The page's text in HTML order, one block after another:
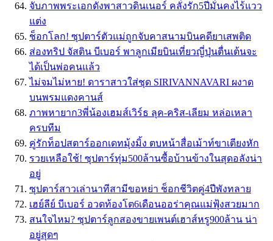
จับภาพพระเอกดังพาสาวดินเนอร์ คลั่งรัก5ปีมั่นคงไร้แวว
แต่ง
ช็อกโลก! ซุปตาร์ตัวแม่ถูกจับคาสนามบินคดียาเสพติด
ส่องทริป จัสติน บีเบอร์ พาลูกเมียบินเที่ยวญี่ปุ่นตื่นเต้นจะ
ได้เป็นพ่อคนแล้ว
ไม่จมไม่หาย! ดาราสาวใส่ชุด SIRIVANNAVARI ผงาด
บนพรมแดงคานส์
ภาพหายาก3พี่น้องเฮมส์เวิร์ธ ลุค-คริส-เลียม หล่อเหลา
ครบทีม
คู่รักท็อปสตาร์ออกเดทมุ้งมิ้ง ตบหน้าสื่อเม้าท์ขาเตียงหัก
รวยเหลือใช้! ซุปตาร์ทุ่ม500ล้านซื้อบ้านข้างในสุดอลังน่า
อยู่
ซุปตาร์สาวเล่านาทีสามีขอหย่า ช็อกชีวิตคู่4ปีพังทลาย
เฮย์ลีย์ บีเบอร์ อวดท้องโต6เดือนออร่าคุณแม่ฟุ้งสวยมาก
สนใจไหม? ซุปตาร์ลูกสองขายเพนต์เฮาส์หรู900ล้าน น่า
อยู่สุดๆ